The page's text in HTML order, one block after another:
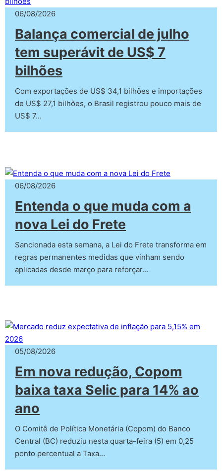
06/08/2026
Balança comercial de julho
tem superávit de US$ 7
bilhões
Com exportações de US$ 34,1 bilhões e importações
de US$ 27,1 bilhões, o Brasil registrou pouco mais de
US$ 7…
06/08/2026
Entenda o que muda com a
nova Lei do Frete
Sancionada esta semana, a Lei do Frete transforma em
regras permanentes medidas que vinham sendo
aplicadas desde março para reforçar…
05/08/2026
Em nova redução, Copom
baixa taxa Selic para 14% ao
ano
O Comitê de Política Monetária (Copom) do Banco
Central (BC) reduziu nesta quarta-feira (5) em 0,25
ponto percentual a Taxa…